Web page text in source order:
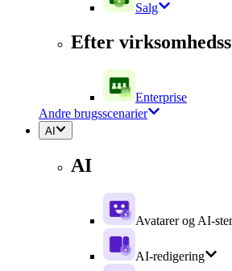
Salg
Efter
Enterprise
Andre brugsscenarier
AI
AI
Avatarer og AI-
AI-redigering